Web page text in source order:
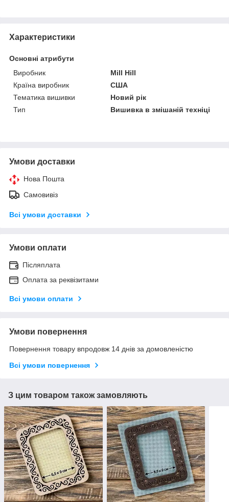
Характеристики
Основні атрибути
Виробник
Mill Hill
Країна виробник
США
Тематика вишивки
Новий рік
Тип
Вишивка в змішаній техніці
Умови доставки
Нова Пошта
Самовивіз
Всі умови доставки
Умови оплати
Післяплата
Оплата за реквізитами
Всі умови оплати
Умови повернення
Повернення товару впродовж 14 днів за домовленістю
Всі умови повернення
З цим товаром також замовляють